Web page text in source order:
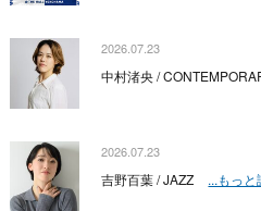
2026.07.23
中村渚央 /
2026.07.23
吉野百葉 / JAZZ ...もっと